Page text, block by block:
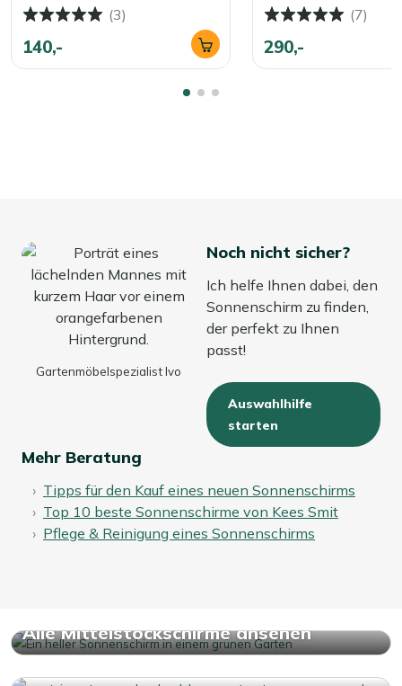
(3)
140,-
(7)
290,-
Gartenmöbelspezialist Ivo
Noch nicht sicher?
Ich helfe Ihnen dabei, den
Sonnenschirm zu finden,
der perfekt zu Ihnen
passt!
Auswahlhilfe
starten
Mehr Beratung
Tipps für den Kauf eines neuen Sonnenschirms
Top 10 beste Sonnenschirme von Kees Smit
Pflege & Reinigung eines Sonnenschirms
Alle Mittelstockschirme ansehen